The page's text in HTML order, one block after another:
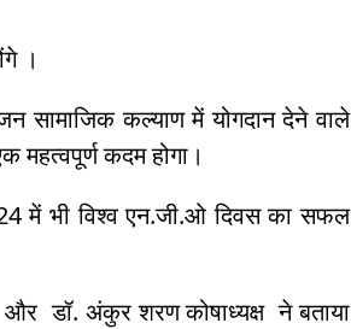
।
सामाजिक कल्याण में योगदान देने वाले
में एक महत्वपूर्ण कदम होगा।
में भी विश्व एन.जी.ओ दिवस का सफल
डॉ. अंकुर शरण कोषाध्यक्ष ने बताया